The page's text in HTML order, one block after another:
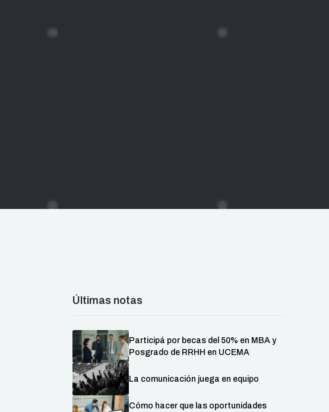
Últimas notas
Participá por becas del 50% en MBA y
Posgrado de RRHH en UCEMA
La comunicación juega en equipo
Cómo hacer que las oportunidades